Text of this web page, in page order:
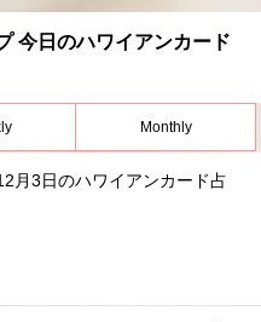
今日のハワイアンカード
Monthly
月3日のハワイアンカード占